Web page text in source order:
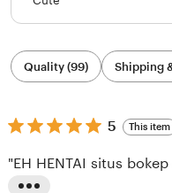
Filter
by
category
Quality (99) Shipping
5
out
5
stars
5 This item
"EH HENTAI situs